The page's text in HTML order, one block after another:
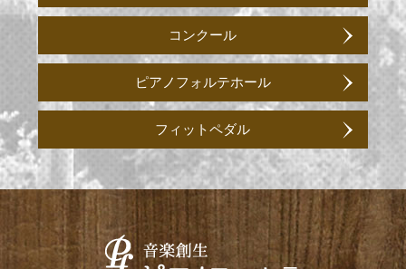
コンクール
ピアノフォルテホール
フィットペダル